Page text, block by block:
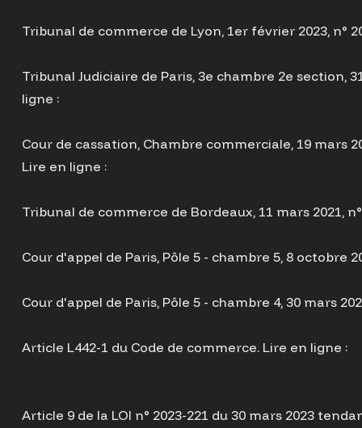
Tribunal de commerce de Lyon, 1er février 2023, n°
Tribunal Judiciaire de Paris, 3e chambre 2e section,
ligne :
Cour de cassation, Chambre commerciale, 19 mars
Lire en ligne :
Tribunal de commerce de Bordeaux, 11 mars 2021,
Cour d'appel de Paris, Pôle 5 - chambre 5, 8 octobre
Cour d'appel de Paris, Pôle 5 - chambre 4, 30 mars
Article L442-1 du Code de commerce. Lire en ligne :
Article 9 de la LOI n° 2023-221 du 30 mars 2023